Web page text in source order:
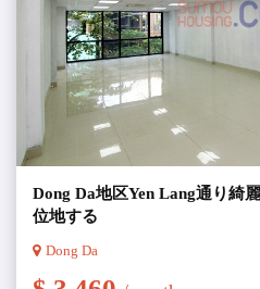
Dong Da地区Yen Lang通り綺
位地する
Dong Da